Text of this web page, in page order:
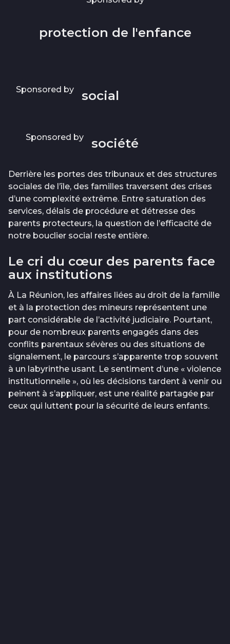
protection de l'enfance
Sponsored by social
Sponsored by société
Derrière les portes des tribunaux et des structures
sociales de l’île, des familles traversent des crises
d’une complexité extrême. Entre saturation des
services, délais de procédure et détresse des
parents protecteurs, la question de l’efficacité de
notre bouclier social reste entière.
Le cri du cœur des parents face
aux institutions
À La Réunion, les affaires liées au droit de la famille
et à la protection des mineurs représentent une
part considérable de l’activité judiciaire. Pourtant,
pour de nombreux parents engagés dans des
conflits parentaux sévères ou des situations de
signalement, le parcours s’apparente trop souvent
à un labyrinthe usant. Le sentiment d’une « violence
institutionnelle », où les décisions tardent à venir ou
peinent à s’appliquer, est une réalité partagée par
ceux qui luttent pour la sécurité de leurs enfants.